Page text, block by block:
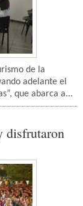
de la
adelante el
que abarca a...
disfrutaron